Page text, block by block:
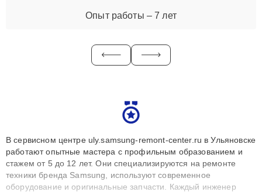
Опыт работы – 7 лет
В сервисном центре uly.samsung-remont-center.ru в Ульяновске
работают опытные мастера с профильным образованием и
стажем от 5 до 12 лет. Они специализируются на ремонте
техники бренда Samsung, используют современное
оборудование и оригинальные запчасти. Каждый инженер